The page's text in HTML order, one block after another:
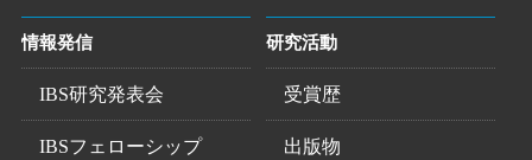
情報発信
IBS研究発表会
IBSフェローシップ
研究活動
受賞歴
出版物